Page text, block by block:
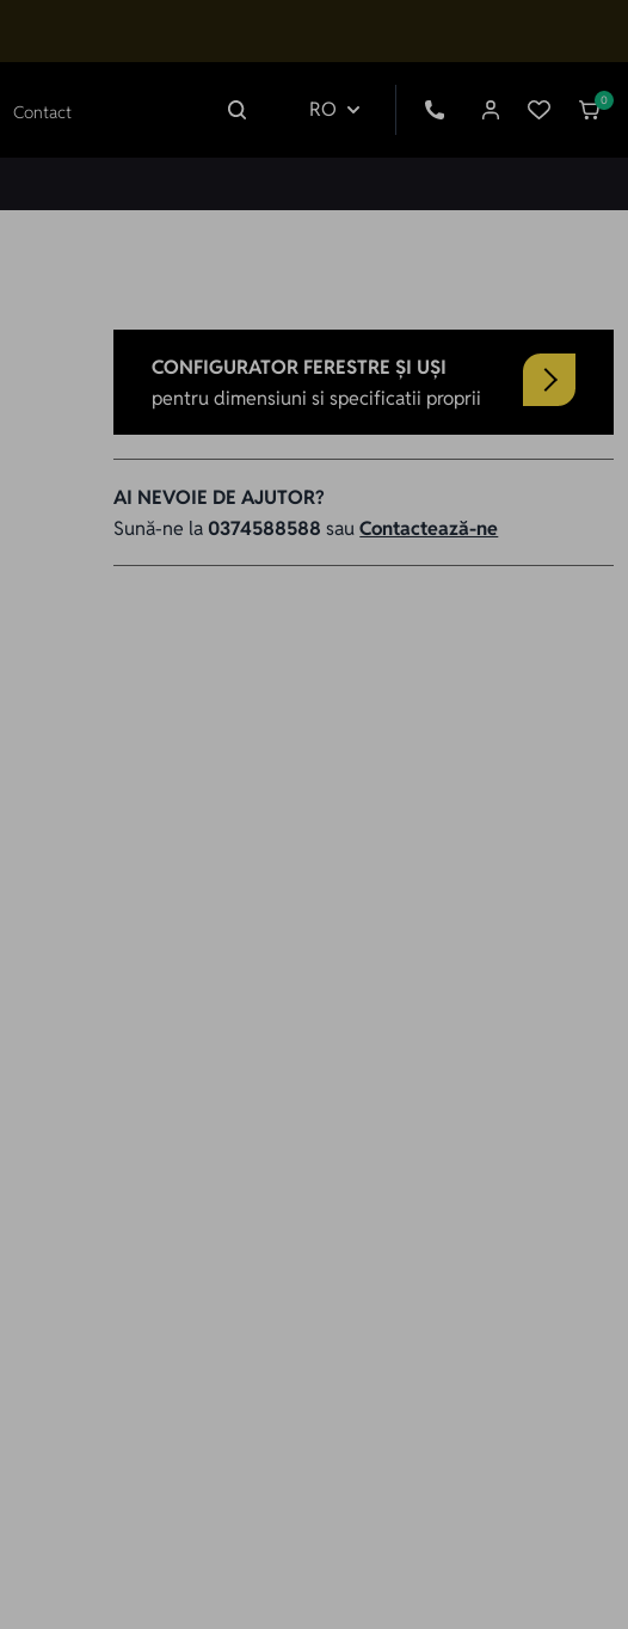
Contact RO 0
CONFIGURATOR FERESTRE ȘI UȘI
pentru dimensiuni si specificatii proprii
AI NEVOIE DE AJUTOR?
Sună-ne la 0374588588 sau Contactează-ne